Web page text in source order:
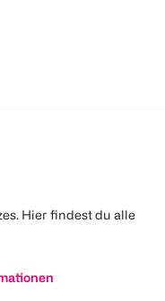
Hier findest du alle